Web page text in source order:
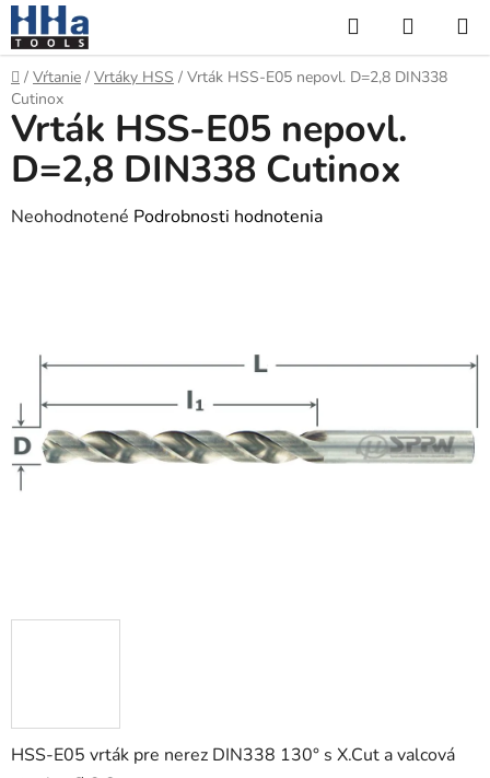
Prejsť
na
obsah
Hľadať
KOŠÍK
Domov
/ Vŕtanie / Vrtáky HSS / Vrták HSS-E05 nepovl. D=2,8 DIN338
Cutinox
HSS-E05 vrták pre nerez DIN338 130° s X.Cut a valcová
Vrták HSS-E05 nepovl.
D=2,8 DIN338 Cutinox
Priemerné
hviezdičiek.
Neohodnotené Podrobnosti hodnotenia